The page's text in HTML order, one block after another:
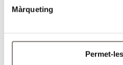
Màrqueting
Permet-